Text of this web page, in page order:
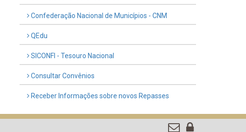
Confederação Nacional de Municípios - CNM
QEdu
SICONFI - Tesouro Nacional
Consultar Convênios
Receber Informações sobre novos Repasses